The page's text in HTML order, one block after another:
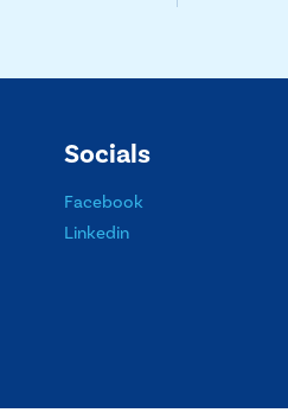
Socials
Facebook
Linkedin